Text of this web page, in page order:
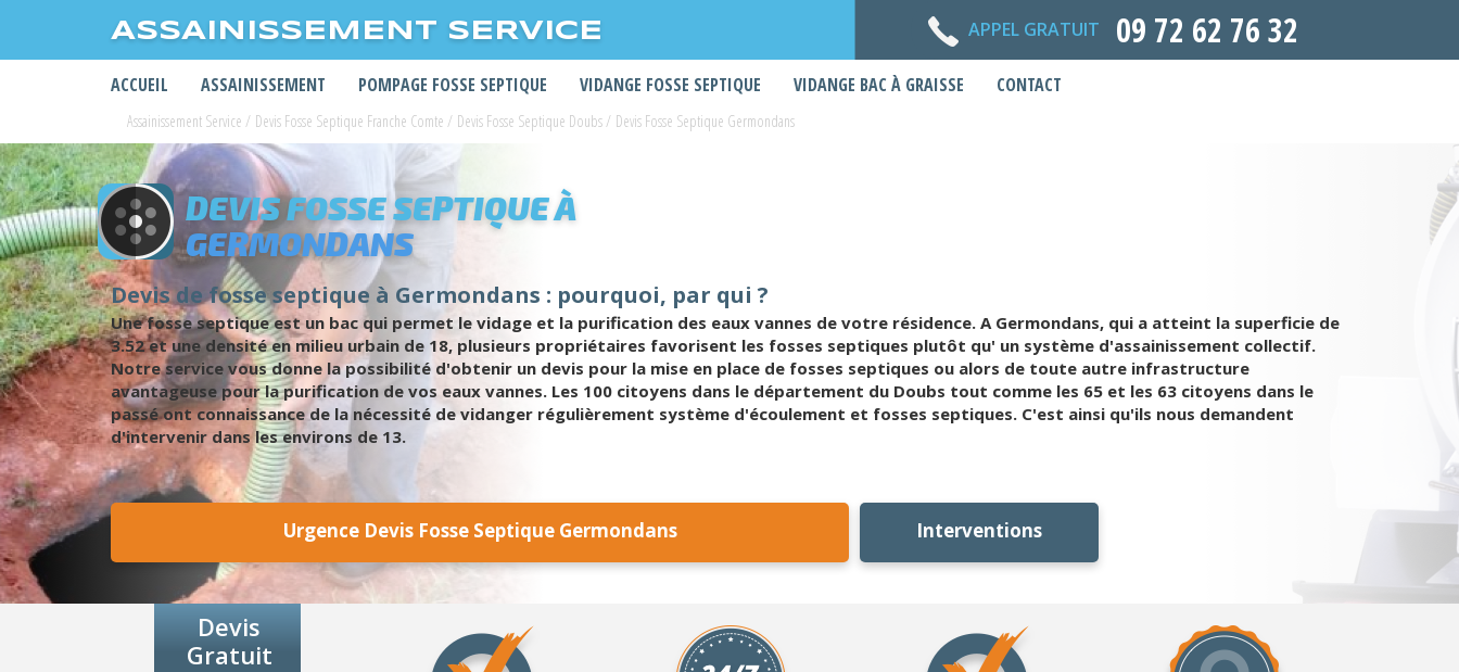
ASSAINISSEMENT SERVICE APPEL GRATUIT 09 72 62 76 32
ACCUEIL ASSAINISSEMENT POMPAGE FOSSE SEPTIQUE VIDANGE FOSSE SEPTIQUE VIDANGE BAC À GRAISSE CONTACT
Assainissement Service / Devis Fosse Septique Franche Comte / Devis Fosse Septique Doubs/ Devis Fosse Septique Germondans
DEVIS FOSSE SEPTIQUE À
GERMONDANS
Devis de fosse septique à Germondans : pourquoi, par qui ?
Une fosse septique est un bac qui permet le vidage et la purification des eaux vannes de votre résidence. A Germondans, qui a atteint la superficie de
3.52 et une densité en milieu urbain de 18, plusieurs propriétaires favorisent les fosses septiques plutôt qu' un système d'assainissement collectif.
Notre service vous donne la possibilité d'obtenir un devis pour la mise en place de fosses septiques ou alors de toute autre infrastructure
avantageuse pour la purification de vos eaux vannes. Les 100 citoyens dans le département du Doubs tout comme les 65 et les 63 citoyens dans le
passé ont connaissance de la nécessité de vidanger régulièrement système d'écoulement et fosses septiques. C'est ainsi qu'ils nous demandent
d'intervenir dans les environs de 13.
Urgence Devis Fosse Septique Germondans Interventions
Devis
Gratuit